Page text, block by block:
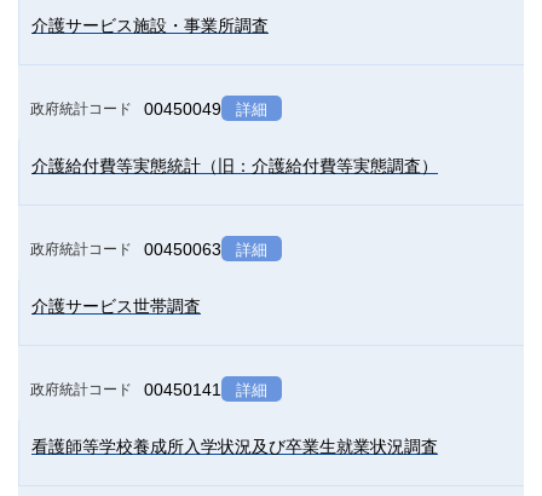
介護サービス施設・事業所調査
政府統計コード 00450049 詳細
介護給付費等実態統計（旧：介護給付費等実態調査）
政府統計コード 00450063 詳細
介護サービス世帯調査
政府統計コード 00450141 詳細
看護師等学校養成所入学状況及び卒業生就業状況調査